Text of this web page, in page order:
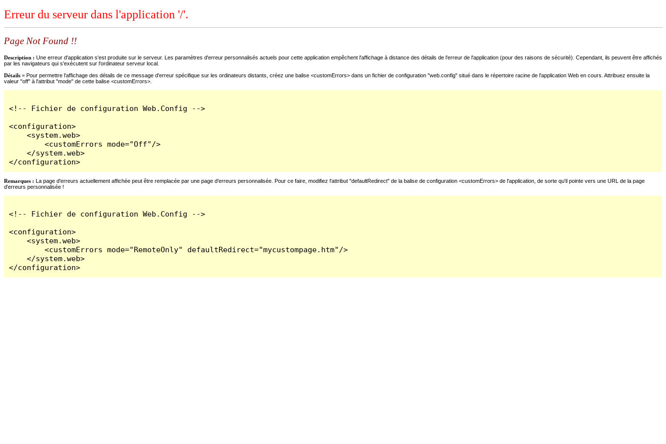
Erreur du serveur dans l'application '/'.
Page Not Found !!
Description : Une erreur d'application s'est produite sur le serveur. Les paramètres d'erreur personnalisés actuels pour cette application empêchent l'affichage à distance des détails de l'erreur de l'application (pour des raisons de sécurité). Cependant, ils peuvent être affichés
par les navigateurs qui s'exécutent sur l'ordinateur serveur local.
Détails = Pour permettre l'affichage des détails de ce message d'erreur spécifique sur les ordinateurs distants, créez une balise <customErrors> dans un fichier de configuration "web.config" situé dans le répertoire racine de l'application Web en cours. Attribuez ensuite la
valeur "off" à l'attribut "mode" de cette balise <customErrors>.
<!-- Fichier de configuration Web.Config -->
<configuration>
    <system.web>
        <customErrors mode="Off"/>
    </system.web>
</configuration>
Remarques : La page d'erreurs actuellement affichée peut être remplacée par une page d'erreurs personnalisée. Pour ce faire, modifiez l'attribut "defaultRedirect" de la balise de configuration <customErrors> de l'application, de sorte qu'il pointe vers une URL de la page
d'erreurs personnalisée !
<!-- Fichier de configuration Web.Config -->
<configuration>
    <system.web>
        <customErrors mode="RemoteOnly" defaultRedirect="mycustompage.htm"/>
    </system.web>
</configuration>